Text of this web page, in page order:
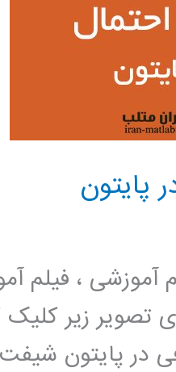
پایتون
آموزشی ، فیلم
تصویر زیر
در پایتون